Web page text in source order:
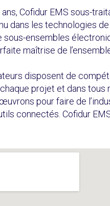
Cofidur EMS sous-
dans les technologies
sous-ensembles
maîtrise de
disposent de
projet et dans tous
pour faire de
connectés. Cofidur